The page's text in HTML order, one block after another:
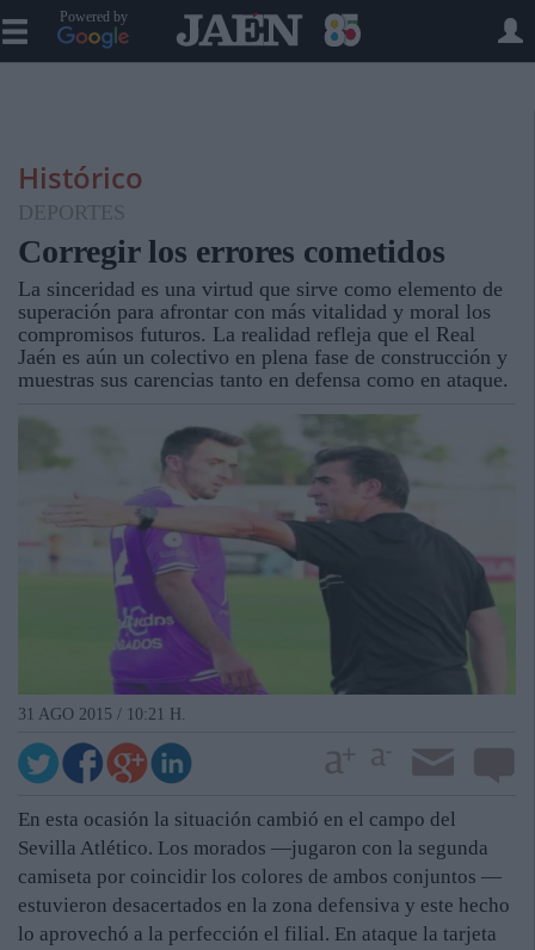
Powered by
Histórico
DEPORTES
Corregir los errores cometidos
La sinceridad es una virtud que sirve como elemento de
superación para afrontar con más vitalidad y moral los
compromisos futuros. La realidad refleja que el Real
Jaén es aún un colectivo en plena fase de construcción y
muestras sus carencias tanto en defensa como en ataque.
31 AGO 2015 / 10:21 H.
En esta ocasión la situación cambió en el campo del
Sevilla Atlético. Los morados —jugaron con la segunda
camiseta por coincidir los colores de ambos conjuntos —
estuvieron desacertados en la zona defensiva y este hecho
lo aprovechó a la perfección el filial. En ataque la tarjeta